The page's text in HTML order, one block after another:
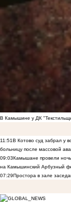
В Камышине у ДК
11:51В Котово суд забрал у
больницу после массовой
09:03Камышане провели ночь
на Камышинский Арбузный
07:29Простора в зале